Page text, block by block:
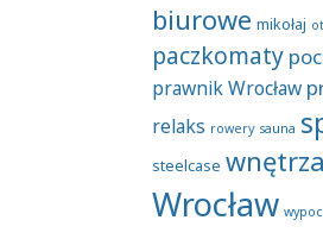
biurowe mikołaj
paczkomaty
prawnik Wrocław
relaks rowery sauna
steelcase wnętrza
Wrocław